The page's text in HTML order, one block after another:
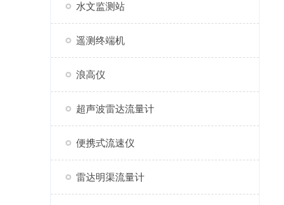
水文监测站
遥测终端机
浪高仪
超声波雷达流量计
便携式流速仪
雷达明渠流量计